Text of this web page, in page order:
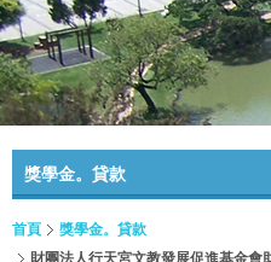
獎學金。貸款
首頁
獎學金。貸款
財團法人行天宮文教發展促進基金會